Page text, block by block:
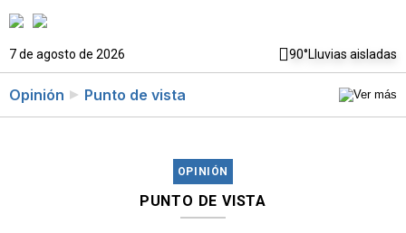
7 de agosto de 2026 90°Lluvias aisladas
Opinión Punto de vista
OPINIÓN
PUNTO DE VISTA